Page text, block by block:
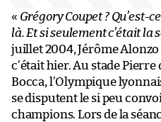
« Grégory Coupet ? Qu’est-
là. Et si seulement c’était la
juillet 2004, Jérôme Alonzo
c’était hier. Au stade Pierre
Bocca, l’Olympique
se disputent le si peu
champions. Lors de la